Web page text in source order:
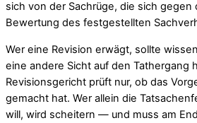
sich von der Sachrüge, die sich gegen
Bewertung des festgestellten
Wer eine Revision erwägt, sollte
eine andere Sicht auf den Tathergang
Revisionsgericht prüft nur, ob das
gemacht hat. Wer allein die
will, wird scheitern — und muss am